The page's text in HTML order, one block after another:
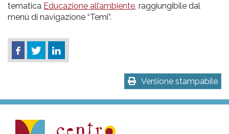
tematica Educazione all’ambiente , raggiungibile dal
menù di navigazione “Temi”.
Versione stampabile